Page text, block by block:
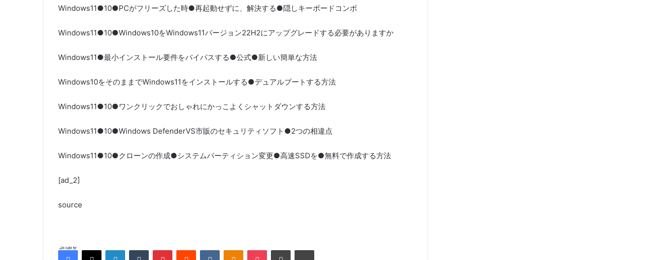
Windows11●10●PCがフリーズした時●再起動せずに、解決する●隠しキーボードコンボ
Windows11●10●Windows10をWindows11バージョン22H2にアップグレードする必要がありますか
Windows11●最小インストール要件をバイパスする●公式●新しい簡単な方法
Windows10をそのままでWindows11をインストールする●デュアルブートする方法
Windows11●10●ワンクリックでおしゃれにかっこよくシャットダウンする方法
Windows11●10●Windows DefenderVS市販のセキュリティソフト●2つの相違点
Windows11●10●クローンの作成●システムパーティション変更●高速SSDを●無料で作成する方法
[ad_2]
source
ShareFacebook
X LinkedInTumblr PinterestReddit VKontakteOdnoklassniki
Pocket Share via Email Print